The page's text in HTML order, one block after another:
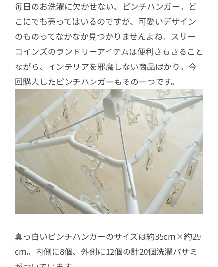
毎日のお洗濯に欠かせない、ピンチハンガー。ど
こにでも売ってはいるのですが、可愛いデザイン
のものってなかなか見つかりませんよね。スリー
コインズのランドリーアイテムは便利さもさること
ながら、インテリアを邪魔しない商品ばかり。今
回購入したピンチハンガーもその一つです。
真っ白いピンチハンガーのサイズは約35cm×約29
cm。内側に8個、外側に12個の計20個洗濯バサミ